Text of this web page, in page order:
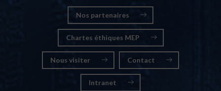
Nos partenaires
Chartes éthiques MEP
Nous visiter Contact
Intranet